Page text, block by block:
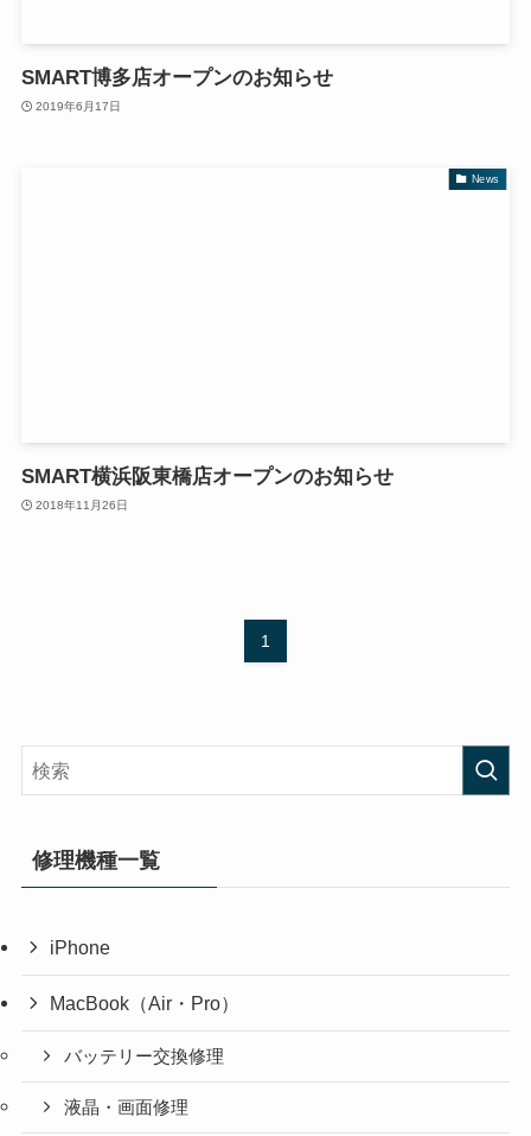
SMART博多店オープンのお知らせ
2019年6月17日
News
SMART横浜阪東橋店オープンのお知らせ
2018年11月26日
1
修理機種一覧
iPhone
MacBook（Air・Pro）
バッテリー交換修理
液晶・画面修理